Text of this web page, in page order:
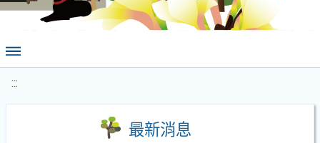
:::
最新消息